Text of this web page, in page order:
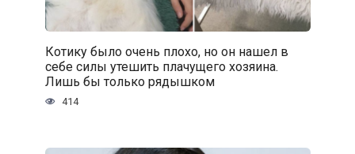
Котику было очень плохо, но он нашел в
себе силы утешить плачущего хозяина.
Лишь бы только рядышком
414